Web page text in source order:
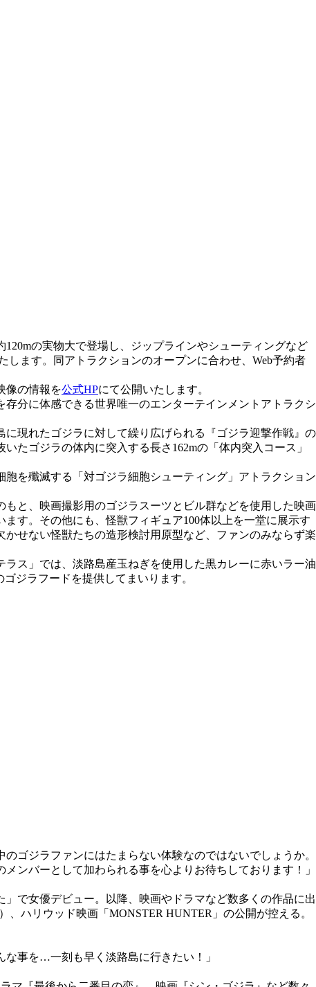
の実物大で登場し、ジップラインやシューティングなど
ます。同アトラクションのオープンに合わせ、Web予約者
像の情報を公式HPにて公開いたします。
分に体感できる世界唯一のエンターテインメントアトラクシ
現れたゴジラに対して繰り広げられる『ゴジラ迎撃作戦』の
たゴジラの体内に突入する長さ162mの「体内突入コース」
を殲滅する「対ゴジラ細胞シューティング」アトラクション
と、映画撮影用のゴジラスーツとビル群などを使用した映画
す。その他にも、怪獣フィギュア100体以上を一堂に展示す
せない怪獣たちの造形検討用原型など、ファンのみならず楽
ス」では、淡路島産玉ねぎを使用した黒カレーに赤いラー油
ジラフードを提供してまいります。
ゴジラファンにはたまらない体験なのではないでしょうか。
ンバーとして加わられる事を心よりお待ちしております！」
で女優デビュー。以降、映画やドラマなど数多くの作品に出
ハリウッド映画「MONSTER HUNTER」の公開が控える。
な事を…一刻も早く淡路島に行きたい！」